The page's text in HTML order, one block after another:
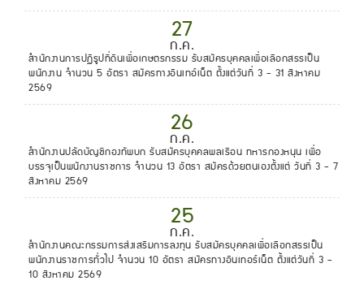
27
ก.ค.
สำนักงานการปฏิรูปที่ดินเพื่อเกษตรกรรม รับสมัครบุคคลเพื่อเลือกสรรเป็น
พนักงาน จำนวน 5 อัตรา สมัครทางอินเทอ์เน็ต ตั้งแต่วันที่ 3 - 31 สิงหาคม
2569
26
ก.ค.
สำนักงานปลัดบัญชีกองทัพบก รับสมัครบุคคลพลเรือน ทหารกองหนุน เพื่อ
บรรจุเป็นพนักงานราชการ จำนวน 13 อัตรา สมัครด้วยตนเองตั้งแต่ วันที่ 3 - 7
สิงหาคม 2569
25
ก.ค.
สำนักงานคณะกรรมการส่งเสริมการลงทุน รับสมัครบุคคลเพื่อเลือกสรรเป็น
พนักงานราชการทั่วไป จำนวน 10 อัตรา สมัครทางอินเทอร์เน็ต ตั้งแต่วันที่ 3 -
10 สิงหาคม 2569